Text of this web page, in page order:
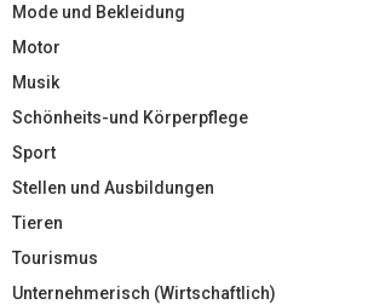
Mode und Bekleidung
Motor
Musik
Schönheits-und Körperpflege
Sport
Stellen und Ausbildungen
Tieren
Tourismus
Unternehmerisch (Wirtschaftlich)